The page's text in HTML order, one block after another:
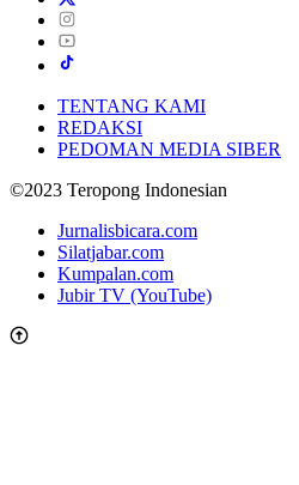
TENTANG KAMI
REDAKSI
PEDOMAN MEDIA SIBER
©2023 Teropong Indonesian
Jurnalisbicara.com
Silatjabar.com
Kumpalan.com
Jubir TV (YouTube)